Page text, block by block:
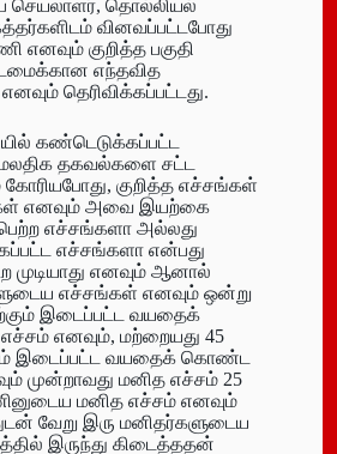
செயலாளர், தொல்லியல்
வினவப்பட்டபோது
எனவும் குறித்த பகுதி
எந்தவித
தெரிவிக்கப்பட்டது.
கண்டெடுக்கப்பட்ட
தகவல்களை சட்ட
கோரியபோது, குறித்த எச்சங்கள்
எனவும் அவை இயற்கை
எச்சங்களா அல்லது
எச்சங்களா என்பது
முடியாது எனவும் ஆனால்
எச்சங்கள் எனவும் ஒன்று
இடைப்பட்ட வயதைக்
எனவும், மற்றையது 45
இடைப்பட்ட வயதைக் கொண்ட
முன்றாவது மனித எச்சம் 25
மனித எச்சம் எனவும்
வேறு இரு மனிதர்களுடைய
இருந்து கிடைத்ததன்